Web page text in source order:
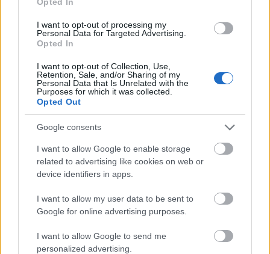
I want to opt-out of processing my
Personal Data for Targeted Advertising.
Opted In
I want to opt-out of Collection, Use,
Retention, Sale, and/or Sharing of my
Personal Data that Is Unrelated with the
Purposes for which it was collected.
Opted Out
Google consents
I want to allow Google to enable storage
related to advertising like cookies on web or
device identifiers in apps.
I want to allow my user data to be sent to
Google for online advertising purposes.
I want to allow Google to send me
personalized advertising.
A projekt részeként megújulnak a területen található
műemlékek, köztük a különleges Műromok, valamint a közeli
M1 bővítés: már zajlik a teljesen új
Bicske Kelet csomópont építése
Új gyalogosátkelők és jelzőlámpás
csomópont épül Angyalföldön
Másfélszeresére bővítik
Hódmezővásárhely jó hírű református
iskoláját